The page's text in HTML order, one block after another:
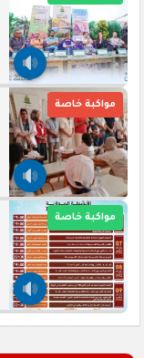
مواكبة خاصة
مواكبة خاصة